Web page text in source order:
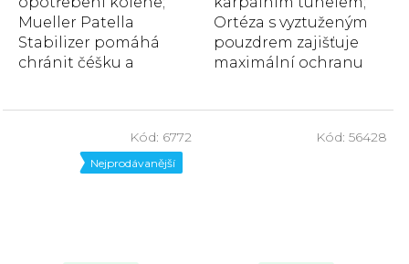
Mueller Patella
Stabilizer pomáhá
chránit čéšku a
Ortéza s vyztuženým
pouzdrem zajišťuje
maximální ochranu
Nejprodávanější
Kód: 6772 Kód: 56428